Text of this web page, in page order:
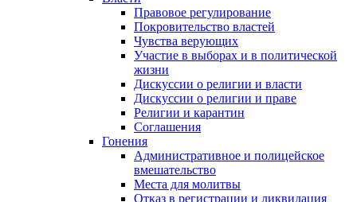
Правовое регулирование
Покровительство властей
Чувства верующих
Участие в выборах и в политической
жизни
Дискуссии о религии и власти
Дискуссии о религии и праве
Религии и карантин
Соглашения
Гонения
Административное и полицейское
вмешательство
Места для молитвы
Отказ в регистрации и ликвидация